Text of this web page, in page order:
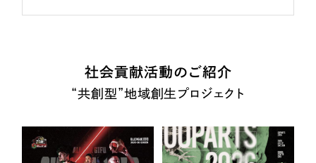
社会貢献活動のご紹介
“共創型”地域創生プロジェクト